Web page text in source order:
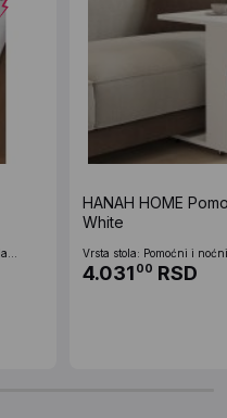
HANAH HOME
White
Vrsta stola: Pomoćni i
4.031 00 RSD